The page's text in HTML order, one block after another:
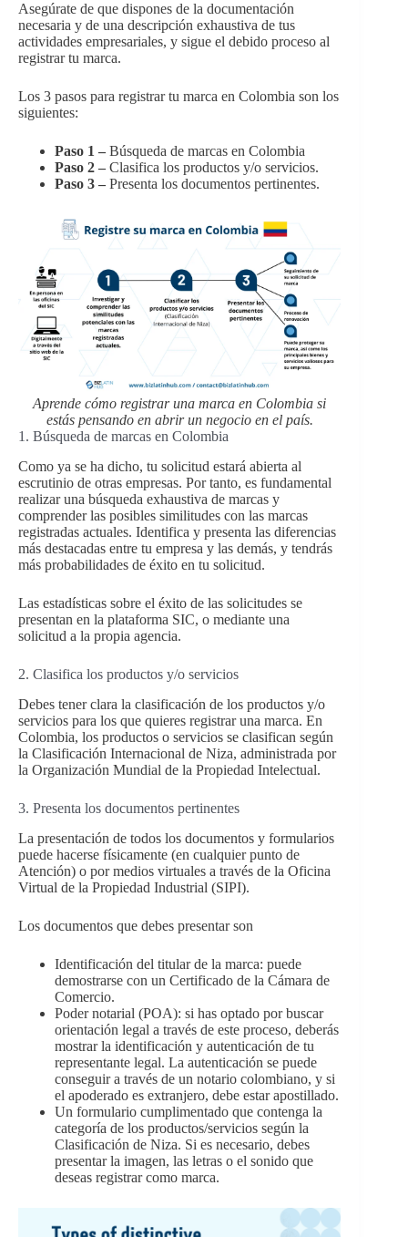
Asegúrate de que dispones de la documentación
necesaria y de una descripción exhaustiva de tus
actividades empresariales, y sigue el debido proceso al
registrar tu marca.
Los 3 pasos para registrar tu marca en Colombia son los
siguientes:
Paso 1 – Búsqueda de marcas en Colombia
Paso 2 – Clasifica los productos y/o servicios.
Paso 3 – Presenta los documentos pertinentes.
Aprende cómo registrar una marca en Colombia si
estás pensando en abrir un negocio en el país.
1. Búsqueda de marcas en Colombia
Como ya se ha dicho, tu solicitud estará abierta al
escrutinio de otras empresas. Por tanto, es fundamental
realizar una búsqueda exhaustiva de marcas y
comprender las posibles similitudes con las marcas
registradas actuales. Identifica y presenta las diferencias
más destacadas entre tu empresa y las demás, y tendrás
más probabilidades de éxito en tu solicitud.
Las estadísticas sobre el éxito de las solicitudes se
presentan en la plataforma SIC, o mediante una
solicitud a la propia agencia.
2. Clasifica los productos y/o servicios
Debes tener clara la clasificación de los productos y/o
servicios para los que quieres registrar una marca. En
Colombia, los productos o servicios se clasifican según
la Clasificación Internacional de Niza, administrada por
la Organización Mundial de la Propiedad Intelectual.
3. Presenta los documentos pertinentes
La presentación de todos los documentos y formularios
puede hacerse físicamente (en cualquier punto de
Atención) o por medios virtuales a través de la Oficina
Virtual de la Propiedad Industrial (SIPI).
Los documentos que debes presentar son
Identificación del titular de la marca: puede
demostrarse con un Certificado de la Cámara de
Comercio.
Poder notarial (POA): si has optado por buscar
orientación legal a través de este proceso, deberás
mostrar la identificación y autenticación de tu
representante legal. La autenticación se puede
conseguir a través de un notario colombiano, y si
el apoderado es extranjero, debe estar apostillado.
Un formulario cumplimentado que contenga la
categoría de los productos/servicios según la
Clasificación de Niza. Si es necesario, debes
presentar la imagen, las letras o el sonido que
deseas registrar como marca.